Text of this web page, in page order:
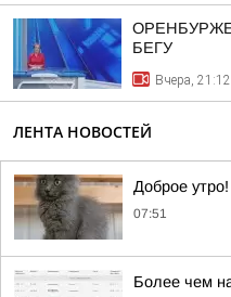
БЕГУ
Вчера, 21:12
ЛЕНТА НОВОСТЕЙ
Доброе утро!
07:51
Более чем